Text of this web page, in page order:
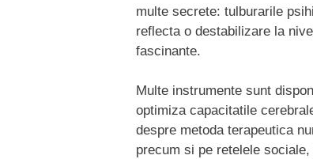
multe secrete: tulburarile
reflecta o destabilizare la
fascinante.
Multe instrumente sunt
optimiza capacitatile
despre metoda terapeutica
precum si pe retelele